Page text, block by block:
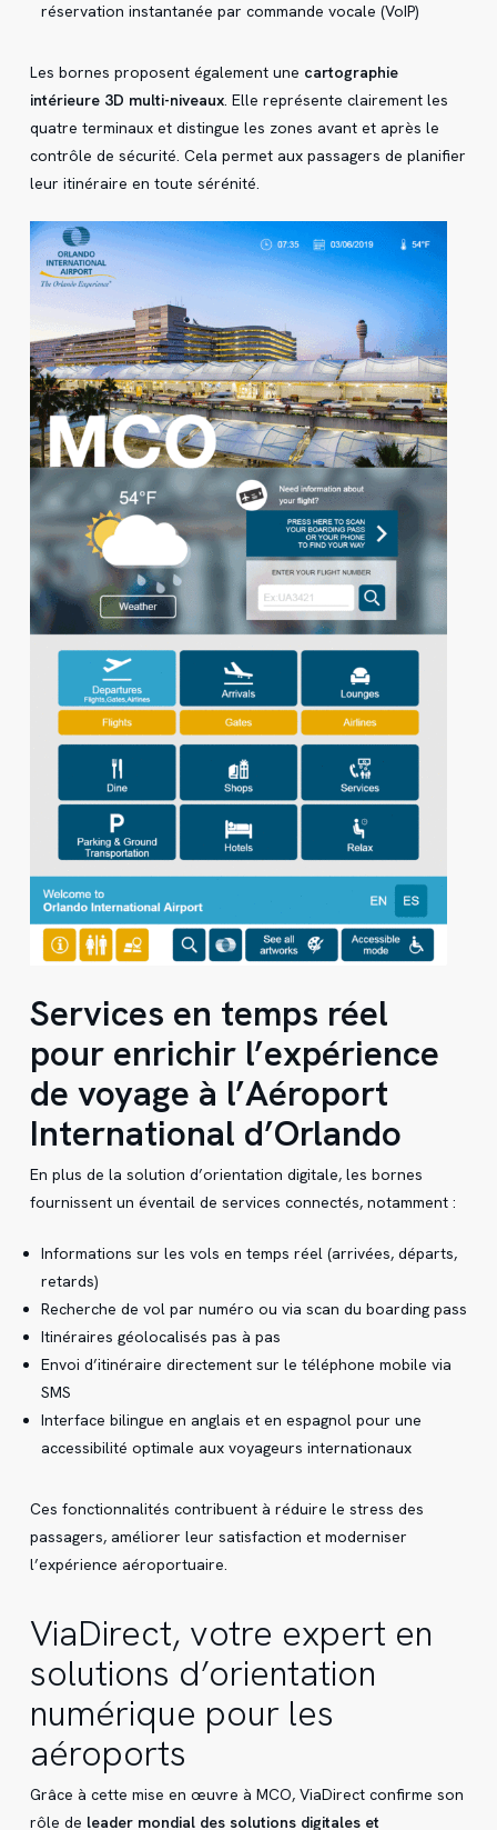
réservation instantanée par commande vocale (VoIP)
Les bornes proposent également une cartographie
intérieure 3D multi-niveaux. Elle représente clairement les
quatre terminaux et distingue les zones avant et après le
contrôle de sécurité. Cela permet aux passagers de planifier
leur itinéraire en toute sérénité.
Services en temps réel
pour enrichir l’expérience
de voyage à l’Aéroport
International d’Orlando
En plus de la solution d’orientation digitale, les bornes
fournissent un éventail de services connectés, notamment :
Informations sur les vols en temps réel (arrivées, départs,
retards)
Recherche de vol par numéro ou via scan du boarding pass
Itinéraires géolocalisés pas à pas
Envoi d’itinéraire directement sur le téléphone mobile via
SMS
Interface bilingue en anglais et en espagnol pour une
accessibilité optimale aux voyageurs internationaux
Ces fonctionnalités contribuent à réduire le stress des
passagers, améliorer leur satisfaction et moderniser
l’expérience aéroportuaire.
ViaDirect, votre expert en
solutions d’orientation
numérique pour les
aéroports
Grâce à cette mise en œuvre à MCO, ViaDirect confirme son
rôle de leader mondial des solutions digitales et